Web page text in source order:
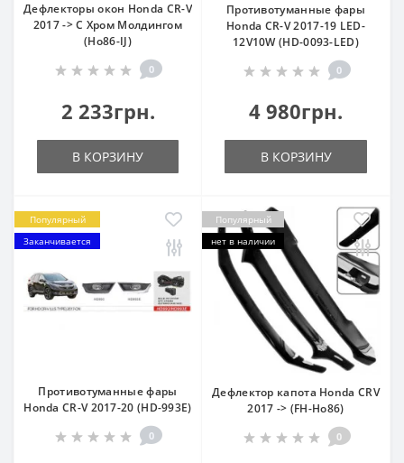
Дефлекторы окон Honda CR-V
2017 -> С Хром Молдингом
(Ho86-IJ)
0
2 233грн.
В КОРЗИНУ
Противотуманные фары
Honda CR-V 2017-19 LED-
12V10W (HD-0093-LED)
0
4 980грн.
В КОРЗИНУ
Популярный
Заканчивается
Противотуманные фары
Honda CR-V 2017-20 (HD-993E)
0
Популярный
нет в наличии
Дефлектор капота Honda CRV
2017 -> (FH-Ho86)
0